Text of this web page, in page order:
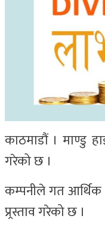
काठमाडौं । माण्डु
गरेको छ ।
कम्पनीले गत आर्थिक
प्र्रस्ताव गरेको छ ।